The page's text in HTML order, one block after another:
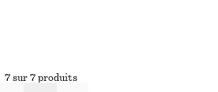
7 sur 7 produits